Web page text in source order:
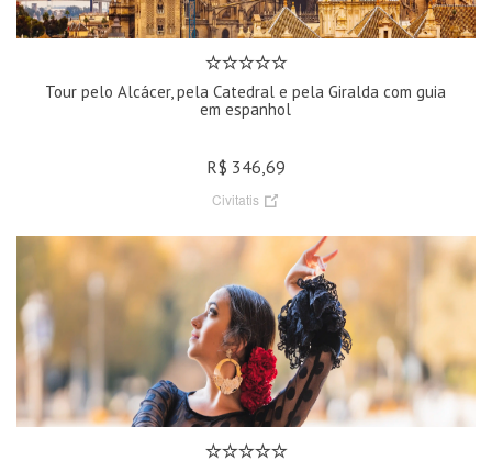
Tour pelo Alcácer, pela Catedral e pela Giralda com guia
em espanhol
R$ 346,69
Civitatis